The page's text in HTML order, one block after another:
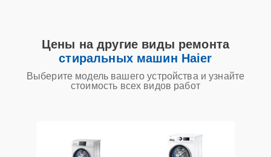
Цены на другие виды ремонта
стиральных машин Haier
Выберите модель вашего устройства и узнайте
стоимость всех видов работ